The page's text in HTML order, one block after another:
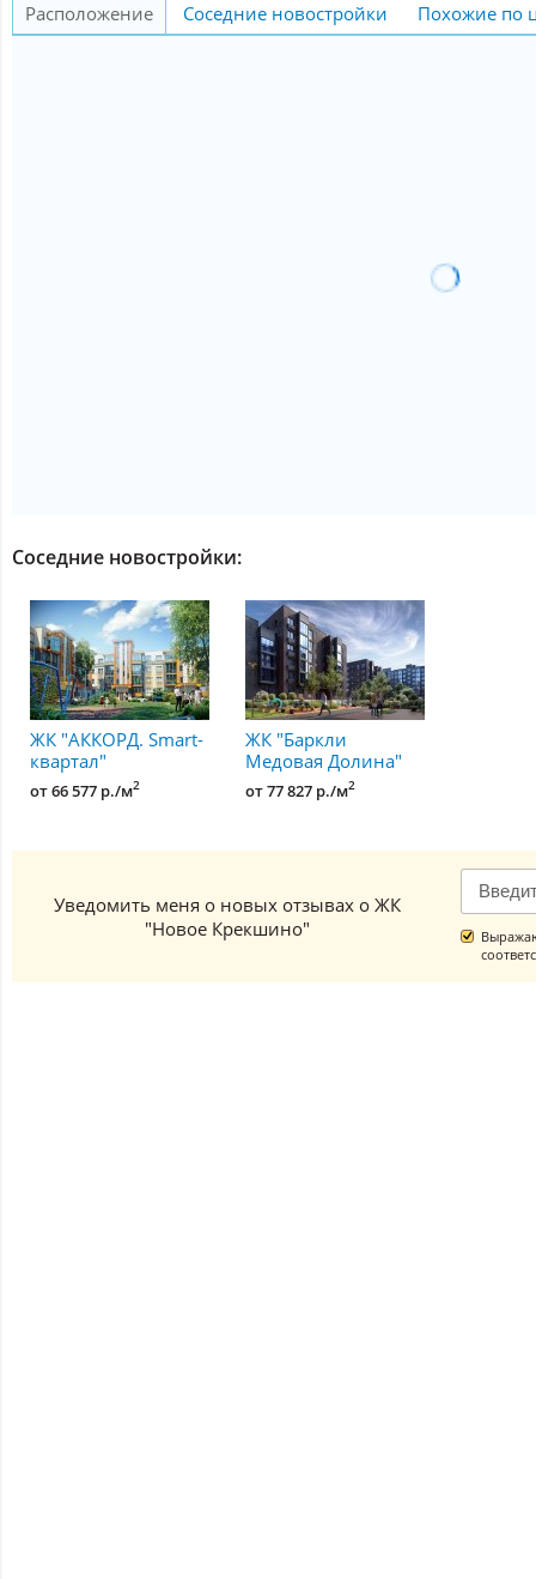
Расположение Соседние новостройки Похожие по
Соседние новостройки:
ЖК "АККОРД. Smart-
квартал"
от 66 577 р./м2
ЖК "Баркли
Медовая Долина"
от 77 827 р./м2
Уведомить меня о новых отзывах о ЖК
"Новое Крекшино"